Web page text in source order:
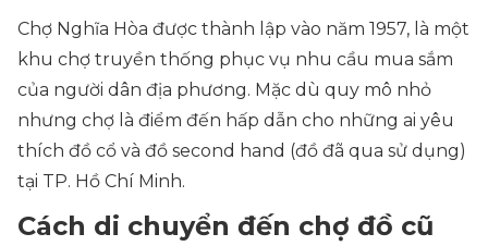
Chợ Nghĩa Hòa được thành lập vào năm 1957, là một
khu chợ truyền thống phục vụ nhu cầu mua sắm
của người dân địa phương. Mặc dù quy mô nhỏ
nhưng chợ là điểm đến hấp dẫn cho những ai yêu
thích đồ cổ và đồ second hand (đồ đã qua sử dụng)
tại TP. Hồ Chí Minh.
Cách di chuyển đến chợ đồ cũ